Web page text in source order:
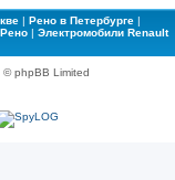
| Рено в Петербурге |
| Электромобили Renault
© phpBB Limited